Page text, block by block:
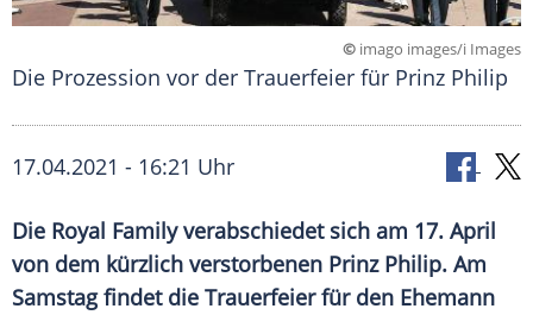
© imago images/i Images
Die Prozession vor der Trauerfeier für Prinz Philip
17.04.2021 - 16:21 Uhr
Die Royal Family verabschiedet sich am 17. April
von dem kürzlich verstorbenen Prinz Philip. Am
Samstag findet die Trauerfeierfür den Ehemann